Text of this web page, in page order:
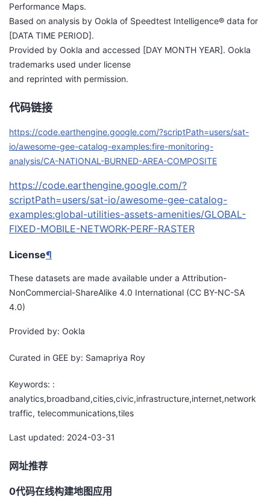
Performance Maps.
Based on analysis by Ookla of Speedtest Intelligence® data for
[DATA TIME PERIOD].
Provided by Ookla and accessed [DAY MONTH YEAR]. Ookla
trademarks used under license
and reprinted with permission.
代码链接
https://code.earthengine.google.com/?scriptPath=users/sat-
io/awesome-gee-catalog-examples:fire-monitoring-
analysis/CA-NATIONAL-BURNED-AREA-COMPOSITE
https://code.earthengine.google.com/?
scriptPath=users/sat-io/awesome-gee-catalog-
examples:global-utilities-assets-amenities/GLOBAL-
FIXED-MOBILE-NETWORK-PERF-RASTER
License¶
These datasets are made available under a Attribution-
NonCommercial-ShareAlike 4.0 International (CC BY-NC-SA
4.0)
Provided by: Ookla
Curated in GEE by: Samapriya Roy
Keywords: :
analytics,broadband,cities,civic,infrastructure,internet,network
traffic, telecommunications,tiles
Last updated: 2024-03-31
网址推荐
0代码在线构建地图应用